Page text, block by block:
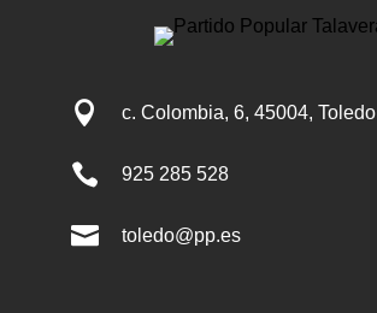
 c. Colombia, 6, 45004, Toledo
 925 285 528
 toledo@pp.es